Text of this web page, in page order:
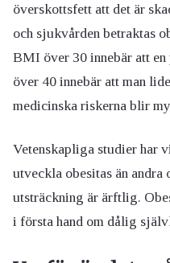
överskottsfett att det är
och sjukvården betraktas
BMI över 30 innebär att
över 40 innebär att man
medicinska riskerna blir
Vetenskapliga studier har
utveckla obesitas än andra
utsträckning är ärftlig.
i första hand om dålig